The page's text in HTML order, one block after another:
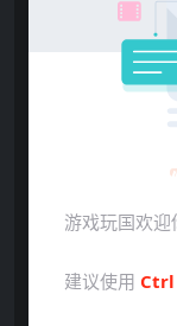
声明：本站所
制、盗用、采集
们进行处理。
游戏玩国欢迎
建议使用 Ctrl